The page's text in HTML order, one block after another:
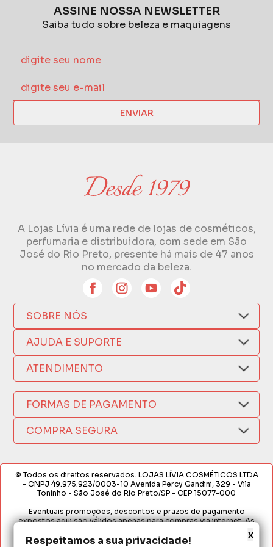
Respeitamos a sua privacidade! x
ASSINE NOSSA NEWSLETTER
Saiba tudo sobre beleza e maquiagens
ENVIAR
A Lojas Lívia é uma rede de lojas de cosméticos,
perfumaria e distribuidora, com sede em São
José do Rio Preto, presente há mais de 47 anos
no mercado da beleza.
SOBRE NÓS
Quem Somos
Compra Segura
Como Comprar
Nossas Lojas
Política de Privacidade
AJUDA E SUPORTE
Nosso Aplicativo
Trocas e Devoluções
Formas de Pagamento
Fretes e Entregas
Fabricantes
Termos de Compra e Venda
ATENDIMENTO
(17) 3209-9595
sacweb@lojaslivia.com.br
FORMAS DE PAGAMENTO
COMPRA SEGURA
© Todos os direitos reservados. LOJAS LÍVIA COSMÉTICOS LTDA
- CNPJ 49.975.923/0003-10 Avenida Percy Gandini, 329 - Vila
Toninho - São José do Rio Preto/SP - CEP 15077-000
Eventuais promoções, descontos e prazos de pagamento
expostos aqui são válidos apenas para compras via internet. As
Loja. É proibida a utilização total ou parcial sem nossa autorização.